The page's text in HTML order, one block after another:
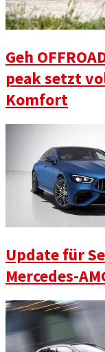
Geh
peak setzt
Komfort
Update für
Mercedes-